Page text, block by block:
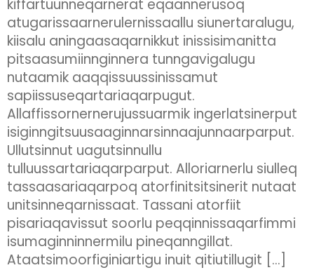
kiffartuunneqarnerat eqaannerusoq
atugarissaarnerulernissaallu siunertaralugu,
kiisalu aningaasaqarnikkut inissisimanitta
pitsaasumiinnginnera tunngavigalugu
nutaamik aaqqissuussinissamut
sapiissuseqartariaqarpugut.
Allaffissornernerujussuarmik ingerlatsinerput
isiginngitsuusaaginnarsinnaajunnaarparput.
Ullutsinnut uagutsinnullu
tulluussartariaqarparput. Alloriarnerlu siulleq
tassaasariaqarpoq atorfinitsitsinerit nutaat
unitsinneqarnissaat. Tassani atorfiit
pisariaqavissut soorlu peqqinnissaqarfimmi
isumaginninnermilu pineqanngillat.
Ataatsimoorfiginiartigu inuit qitiutillugit […]